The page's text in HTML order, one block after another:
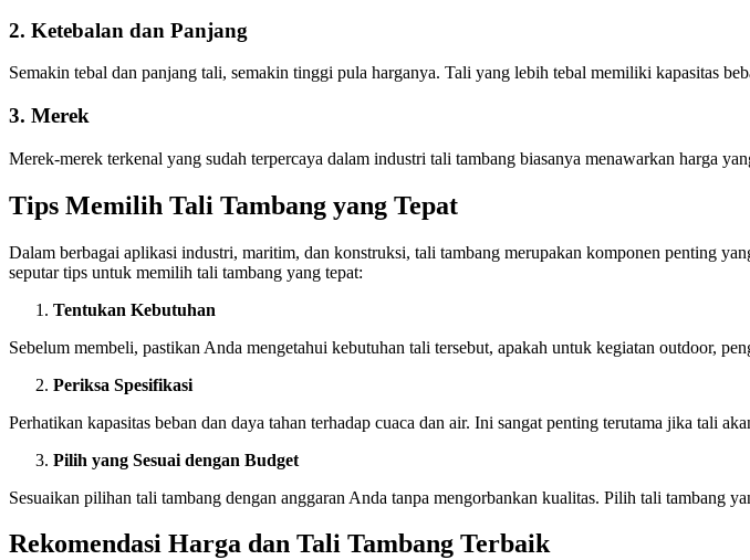
2. Ketebalan dan Panjang
Semakin tebal dan panjang tali, semakin tinggi pula harganya. Tali yang lebih tebal memiliki kapasitas
3. Merek
Merek-merek terkenal yang sudah terpercaya dalam industri tali tambang biasanya menawarkan harga
Tips Memilih Tali Tambang yang Tepat
Dalam berbagai aplikasi industri, maritim, dan konstruksi, tali tambang merupakan komponen penting
seputar tips untuk memilih tali tambang yang tepat:
Tentukan Kebutuhan
Sebelum membeli, pastikan Anda mengetahui kebutuhan tali tersebut, apakah untuk kegiatan outdoor,
Periksa Spesifikasi
Perhatikan kapasitas beban dan daya tahan terhadap cuaca dan air. Ini sangat penting terutama jika tali
Pilih yang Sesuai dengan Budget
Sesuaikan pilihan tali tambang dengan anggaran Anda tanpa mengorbankan kualitas. Pilih tali tambang
Rekomendasi Harga dan Tali Tambang Terbaik